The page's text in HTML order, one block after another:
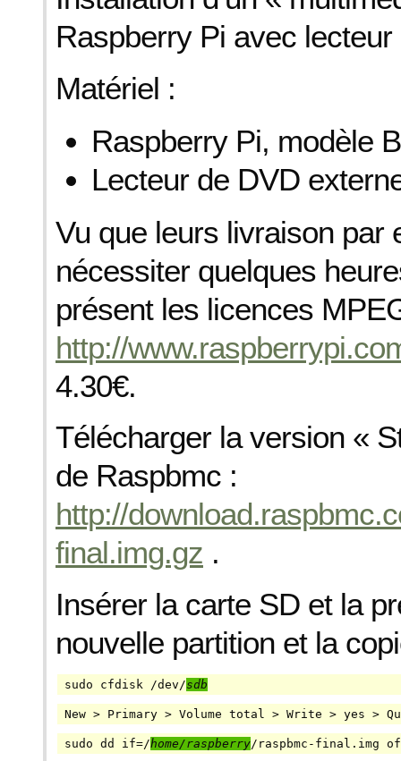
Raspberry Pi avec
Matériel :
Raspberry Pi, modèle B
Lecteur de DVD
Vu que leurs livraison par
nécessiter quelques
présent les licences
http://
4.30€.
Télécharger la version «
de Raspbmc :
http://
final.img.gz .
Insérer la carte SD et la
nouvelle partition et la
sudo cfdisk /dev/sdb
New > Primary > Volume total > Write > yes >
sudo dd if=/home/raspberry/raspbmc-final.img